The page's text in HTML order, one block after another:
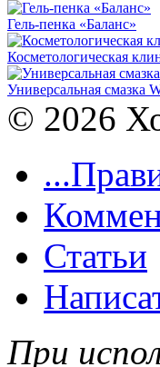
Гель-пенка «Баланс»
Косметологическая
Универсальная смазка
© 2026
Статьи
При